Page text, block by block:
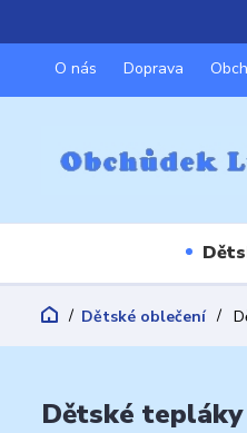
O nás Doprava
Dětské oblečení
Dětské tepláky